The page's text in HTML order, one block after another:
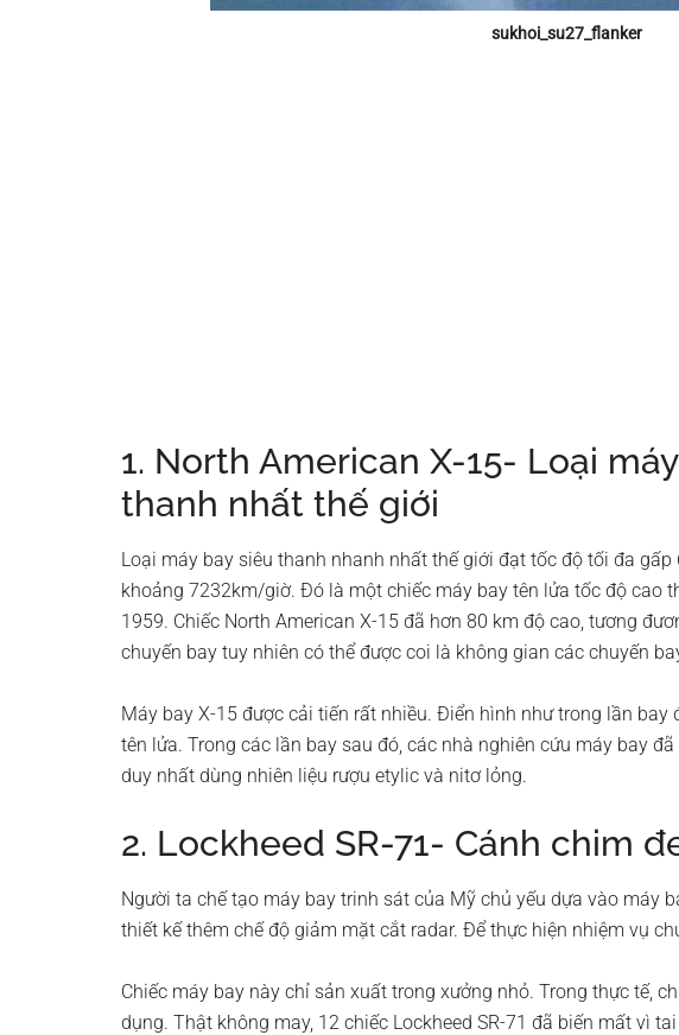
sukhoi_su27_flanker
1. North American X-15- Loại
thanh nhất thế giới
Loại máy bay siêu thanh nhanh nhất thế giới đạt tốc độ tối đa
khoảng 7232km/giờ. Đó là một chiếc máy bay tên lửa tốc độ cao
1959. Chiếc North American X-15 đã hơn 80 km độ cao, tương
chuyến bay tuy nhiên có thể được coi là không gian các chuyến
Máy bay X-15 được cải tiến rất nhiều. Điển hình như trong lần bay
tên lửa. Trong các lần bay sau đó, các nhà nghiên cứu máy bay
duy nhất dùng nhiên liệu rượu etylic và nitơ lỏng.
2. Lockheed SR-71- Cánh chim
Người ta chế tạo máy bay trinh sát của Mỹ chủ yếu dựa vào máy
thiết kế thêm chế độ giảm mặt cắt radar. Để thực hiện nhiệm vụ
Chiếc máy bay này chỉ sản xuất trong xưởng nhỏ. Trong thực tế,
dụng. Thật không may, 12 chiếc Lockheed SR-71 đã biến mất vì